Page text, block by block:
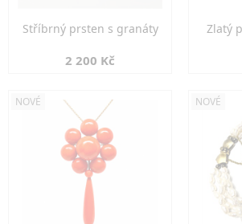
Stříbrný prsten s granáty
2 200 Kč
Zlatý
NOVÉ NOVÉ